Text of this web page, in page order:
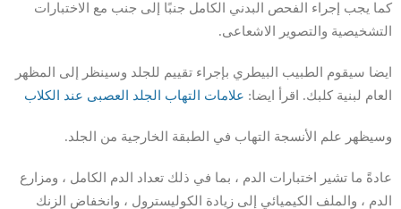
كما يجب إجراء الفحص البدني الكامل جنبًا إلى جنب مع الاختبارات
التشخيصية والتصوير الاشعاعى.
ايضا سيقوم الطبيب البيطري بإجراء تقييم للجلد وسينظر إلى المظهر
العام لبنية كلبك. اقرأ ايضا: علامات التهاب الجلد العصبى عند الكلاب
وسيظهر علم الأنسجة التهاب في الطبقة الخارجية من الجلد.
عادةً ما تشير اختبارات الدم ، بما في ذلك تعداد الدم الكامل ، ومزارع
الدم ، والملف الكيميائي إلى زيادة الكوليسترول ، وانخفاض الزنك